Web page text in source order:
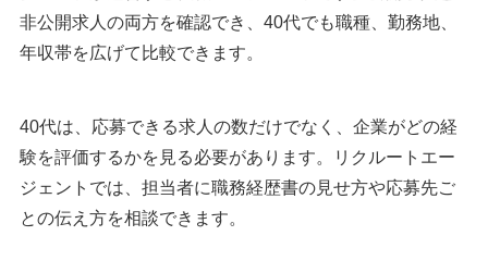
Q：40代におすすめの転職サイトはどれですか？
Q：リクルートエージェントとdodaはどちらがいいです
Q：40代未経験におすすめの転職サイトは？
Q：40代の転職はやめたほうがいいですか？
Q：40代で転職に成功する確率はどれくらいですか？
Q：転職サイトとハローワークはどちらを使うべきです
非公開求人の両方を確認でき、40代でも職種、勤務地、
年収帯を広げて比較できます。
40代は、応募できる求人の数だけでなく、企業がどの経
験を評価するかを見る必要があります。リクルートエー
ジェントでは、担当者に職務経歴書の見せ方や応募先ご
との伝え方を相談できます。